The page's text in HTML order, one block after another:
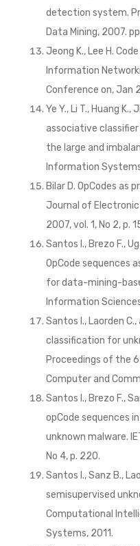
detection system.
Data Mining, 2007.
Jeong K., Lee H.
Information
Conference on, Jan
Ye Y., Li T., Huang K.,
associative
the large and
Information
Bilar D. OpCodes as
Journal of
2007, vol. 1, No 2, p.
Santos I., Brezo F.,
OpCode sequences
for data-mining-
Information
Santos I., Laorden
classification for
Proceedings of the
Computer and
Santos I., Brezo F.,
opCode sequences
unknown malware.
No 4, p. 220.
Santos I., Sanz B.,
semisupervised
Computational
Systems, 2011.